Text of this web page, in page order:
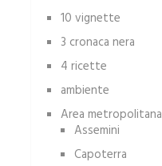
10 vignette
3 cronaca nera
4 ricette
ambiente
Area metropolitana
Assemini
Capoterra